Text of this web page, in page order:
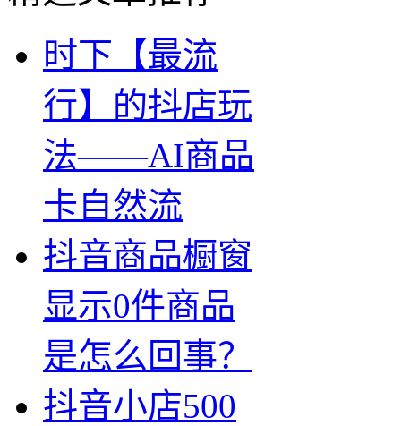
时下【最流
行】的抖店玩
法——AI商品
卡自然流
抖音商品橱窗
显示0件商品
是怎么回事？
抖音小店500